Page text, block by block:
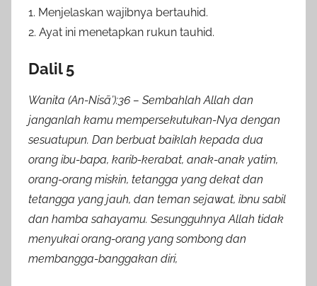
1. Menjelaskan wajibnya bertauhid.
2. Ayat ini menetapkan rukun tauhid.
Dalil 5
Wanita (An-Nisā’):36 – Sembahlah Allah dan
janganlah kamu mempersekutukan-Nya dengan
sesuatupun. Dan berbuat baiklah kepada dua
orang ibu-bapa, karib-kerabat, anak-anak yatim,
orang-orang miskin, tetangga yang dekat dan
tetangga yang jauh, dan teman sejawat, ibnu sabil
dan hamba sahayamu. Sesungguhnya Allah tidak
menyukai orang-orang yang sombong dan
membangga-banggakan diri,